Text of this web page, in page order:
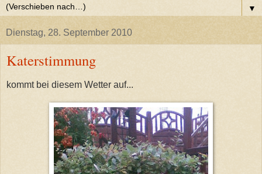
▼
Dienstag, 28. September 2010
Katerstimmung
kommt bei diesem Wetter auf...